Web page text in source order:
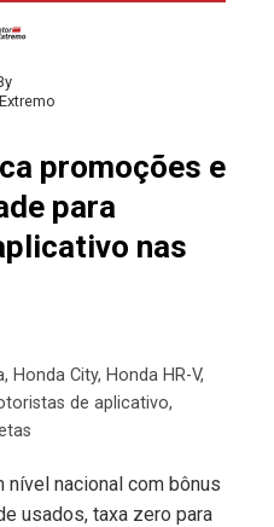
promoções e
para
nas
, Honda City, Honda HR-V,
de aplicativo,
nível nacional com bônus
usados, taxa zero para